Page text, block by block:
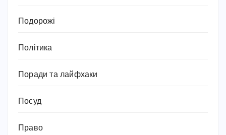
Подорожі
Політика
Поради та лайфхаки
Посуд
Право